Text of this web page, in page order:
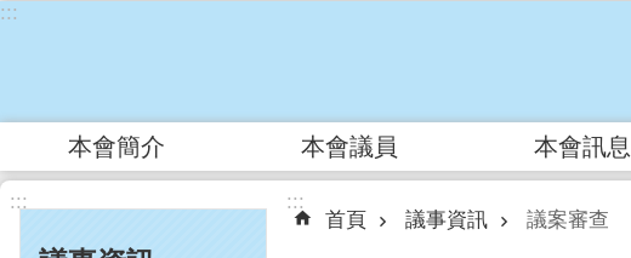
跳到主要內容區塊
:::
本會簡介 本會議員 本會訊息
::: :::
首頁 議事資訊 議案審查